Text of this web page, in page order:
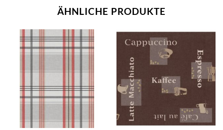
ÄHNLICHE PRODUKTE